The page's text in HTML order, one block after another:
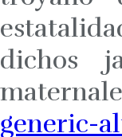
dichos
generic-